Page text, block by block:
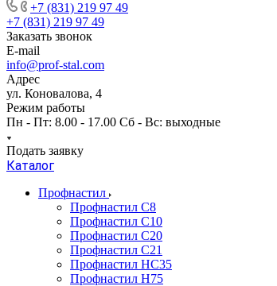
+7 (831) 219 97 49
+7 (831) 219 97 49
Заказать звонок
E-mail
info@prof-stal.com
Адрес
ул. Коновалова, 4
Режим работы
Пн - Пт: 8.00 - 17.00 Сб - Вс: выходные
Подать заявку
Каталог
Профнастил
Профнастил С8
Профнастил С10
Профнастил С20
Профнастил С21
Профнастил НС35
Профнастил Н75